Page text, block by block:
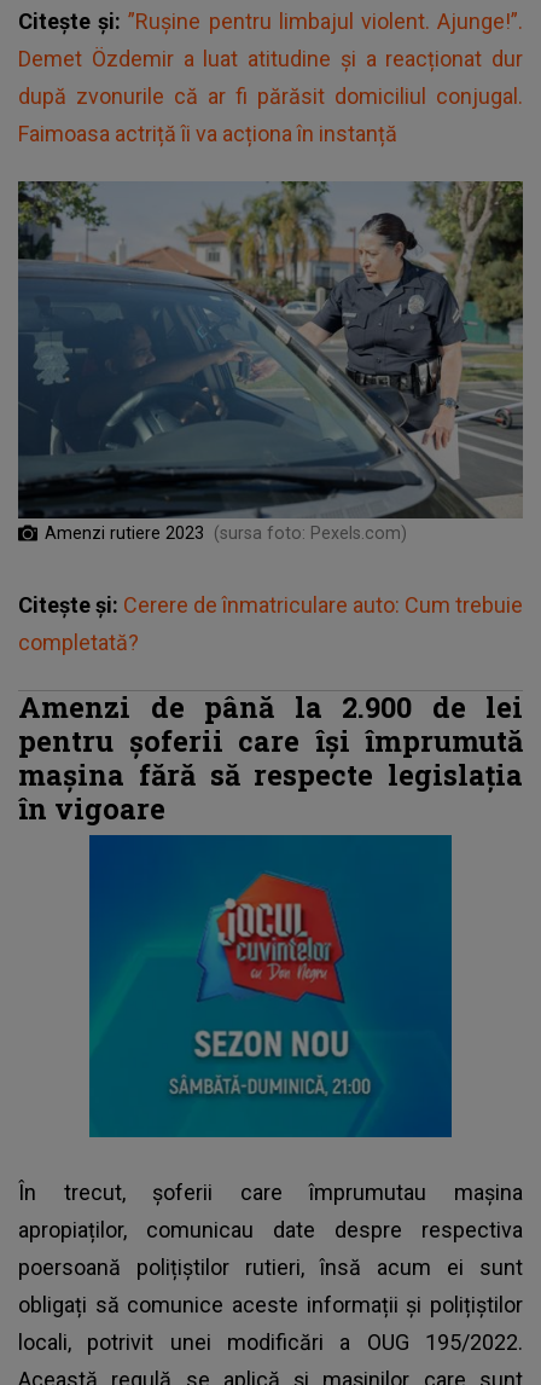
Citește și:”Rușine pentru limbajul violent. Ajunge!”.
Demet Özdemir a luat atitudine și a reacționat dur
după zvonurile că ar fi părăsit domiciliul conjugal.
Faimoasa actriță îi va acționa în instanță
Amenzi rutiere 2023 (sursa foto: Pexels.com)
Citește și: Cerere de înmatriculare auto: Cum trebuie
completată?
Amenzi de până la 2.900 de lei
pentru șoferii care își împrumută
mașina fără să respecte legislația
în vigoare
În trecut, șoferii care împrumutau mașina
apropiaților, comunicau date despre respectiva
poersoană polițiștilor rutieri, însă acum ei sunt
obligați să comunice aceste informații și polițiștilor
locali, potrivit unei modificări a OUG 195/2022.
Această regulă se aplică și mașinilor care sunt